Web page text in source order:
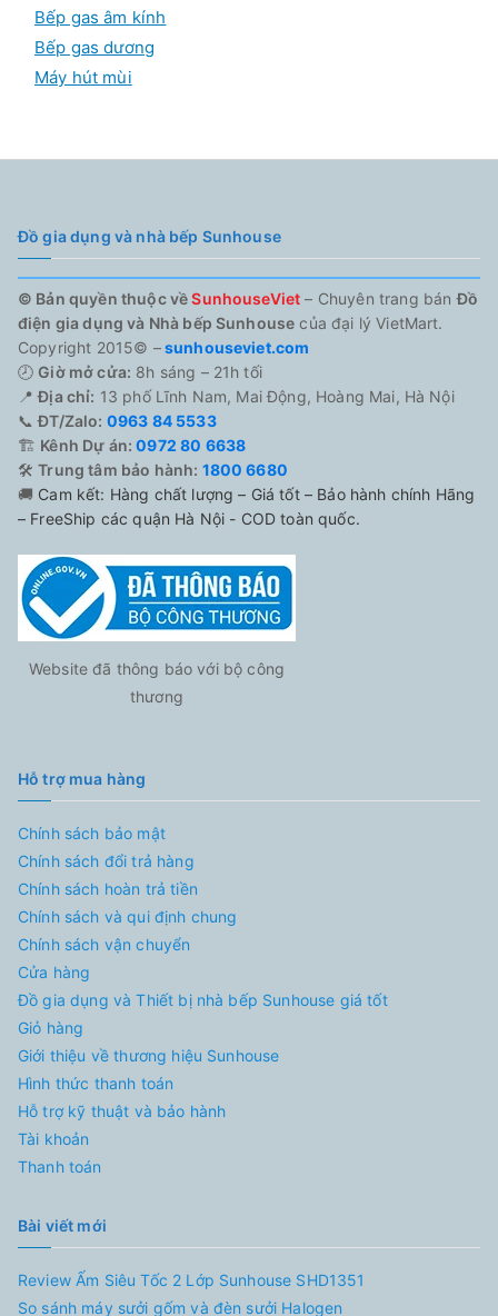
Bếp gas âm kính
Bếp gas dương
Máy hút mùi
Đồ gia dụng và nhà bếp Sunhouse
© Bản quyền thuộc vềSunhouseViet – Chuyên trang bánĐồ
điện gia dụng và Nhà bếp Sunhouse của đại lý VietMart.
Copyright 2015© –sunhouseviet.com
🕗Giờ mở cửa: 8h sáng – 21h tối
📍Địa chỉ: 13 phố Lĩnh Nam, Mai Động, Hoàng Mai, Hà Nội
📞ĐT/Zalo: 0963 84 5533
🏗️ Kênh Dự án: 0972 80 6638
🛠️Trung tâm bảo hành: 1800 6680
🚚 Cam kết: Hàng chất lượng – Giá tốt – Bảo hành chính Hãng
– FreeShip các quận Hà Nội - COD toàn quốc.
Website đã thông báo với bộ công
thương
Hỗ trợ mua hàng
Chính sách bảo mật
Chính sách đổi trả hàng
Chính sách hoàn trả tiền
Chính sách và qui định chung
Chính sách vận chuyển
Cửa hàng
Đồ gia dụng và Thiết bị nhà bếp Sunhouse giá tốt
Giỏ hàng
Giới thiệu về thương hiệu Sunhouse
Hình thức thanh toán
Hỗ trợ kỹ thuật và bảo hành
Tài khoản
Thanh toán
Bài viết mới
Review Ấm Siêu Tốc 2 Lớp Sunhouse SHD1351
So sánh máy sưởi gốm và đèn sưởi Halogen